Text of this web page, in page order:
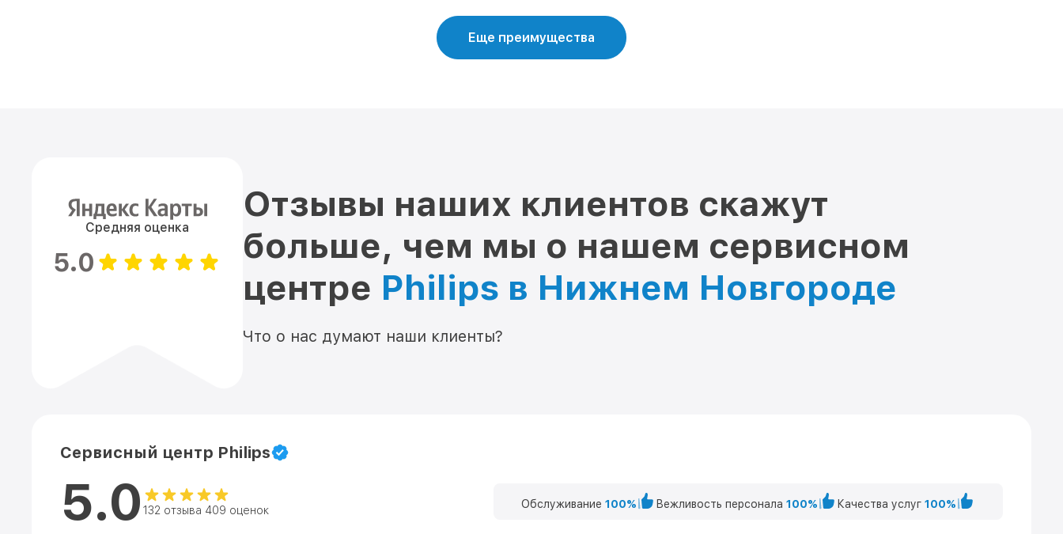
Еще преимущества
Средняя оценка
5.0
Отзывы наших клиентов скажут
больше, чем мы о нашем сервисном
центре Philips в Нижнем Новгороде
Что о нас думают наши клиенты?
Сервисный центр Philips
5.0 132 отзыва 409 оценок Обслуживание 100% Вежливость персонала 100% Качества услуг 100%